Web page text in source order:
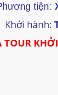
tiện:
Khởi hành:
TOUR